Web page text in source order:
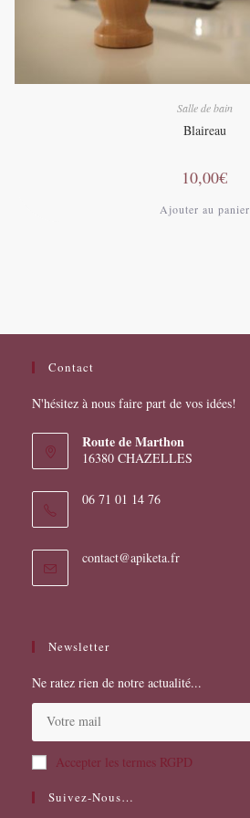
Salle de bain
Blaireau
10,00€
Ajouter au panier
Contact
N'hésitez à nous faire part de vos idées!
Route de Marthon
16380 CHAZELLES
06 71 01 14 76
contact@apiketa.frS’ouvre
Newsletter
Ne ratez rien de notre actualité...
Accepter les termes RGPD
Suivez-Nous…